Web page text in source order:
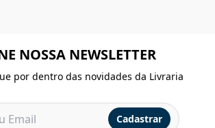
NOSSA NEWSLETTER
por dentro das novidades da Livraria
Cadastrar